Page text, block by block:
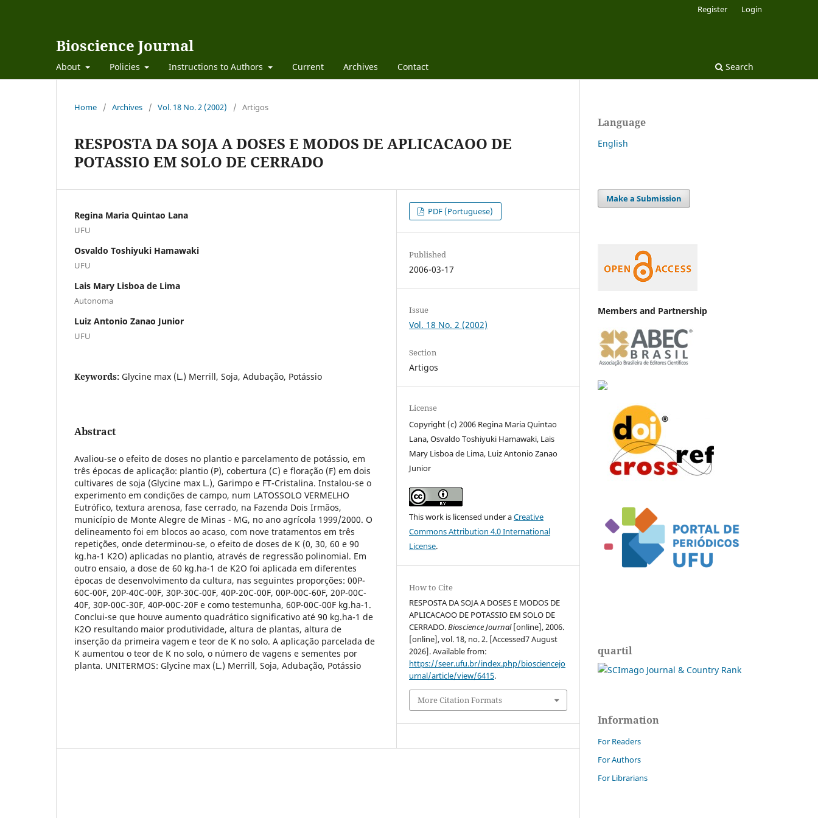
Bioscience Journal
About Policies Instructions to Authors Current Archives Contact Search
Register Login
Home / Archives / Vol. 18 No. 2 (2002) / Artigos
RESPOSTA DA SOJA A DOSES E MODOS DE APLICACAOO DE
POTASSIO EM SOLO DE CERRADO
Regina Maria Quintao Lana
UFU
Osvaldo Toshiyuki Hamawaki
UFU
Lais Mary Lisboa de Lima
Autonoma
Luiz Antonio Zanao Junior
UFU
Keywords: Glycine max (L.) Merrill, Soja, Adubação, Potássio
Abstract
Avaliou-se o efeito de doses no plantio e parcelamento de potássio, em
três épocas de aplicação: plantio (P), cobertura (C) e floração (F) em dois
cultivares de soja (Glycine max L.), Garimpo e FT-Cristalina. Instalou-se o
experimento em condições de campo, num LATOSSOLO VERMELHO
Eutrófico, textura arenosa, fase cerrado, na Fazenda Dois Irmãos,
município de Monte Alegre de Minas - MG, no ano agrícola 1999/2000. O
delineamento foi em blocos ao acaso, com nove tratamentos em três
repetições, onde determinou-se, o efeito de doses de K (0, 30, 60 e 90
kg.ha-1 K2O) aplicadas no plantio, através de regressão polinomial. Em
outro ensaio, a dose de 60 kg.ha-1 de K2O foi aplicada em diferentes
épocas de desenvolvimento da cultura, nas seguintes proporções: 00P-
60C-00F, 20P-40C-00F, 30P-30C-00F, 40P-20C-00F, 00P-00C-60F, 20P-00C-
40F, 30P-00C-30F, 40P-00C-20F e como testemunha, 60P-00C-00F kg.ha-1.
Conclui-se que houve aumento quadrático significativo até 90 kg.ha-1 de
K2O resultando maior produtividade, altura de plantas, altura de
inserção da primeira vagem e teor de K no solo. A aplicação parcelada de
K aumentou o teor de K no solo, o número de vagens e sementes por
planta. UNITERMOS: Glycine max (L.) Merrill, Soja, Adubação, Potássio
PDF (Portuguese)
Published
2006-03-17
Issue
Vol. 18 No. 2 (2002)
Section
Artigos
License
Copyright (c) 2006 Regina Maria Quintao
Lana, Osvaldo Toshiyuki Hamawaki, Lais
Mary Lisboa de Lima, Luiz Antonio Zanao
Junior
This work is licensed under aCreative
Commons Attribution 4.0 International
License.
How to Cite
RESPOSTA DA SOJA A DOSES E MODOS DE
APLICACAOO DE POTASSIO EM SOLO DE
CERRADO.Bioscience Journal[online], 2006.
[online], vol. 18, no. 2. [Accessed7 August
2026]. Available from:
https://seer.ufu.br/index.php/biosciencejo
urnal/article/view/6415.
More Citation Formats
Language
English
Make a Submission
Members and Partnership
quartil
Information
For Readers
For Authors
For Librarians